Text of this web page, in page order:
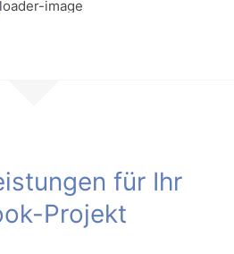
für Ihr
Projekt